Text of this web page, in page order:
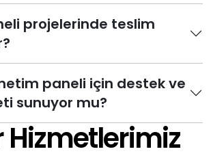
projelerinde teslim
paneli için destek ve
sunuyor mu?
Hizmetlerimiz